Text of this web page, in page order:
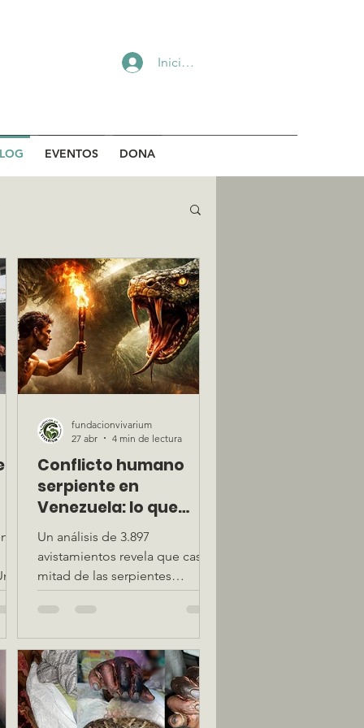
Iniciar sesión
EVENTOS DONA
Conflicto humano
serpiente en
Venezuela: lo que
cuatro años de datos
nos dicen sobre el
miedo y la
conservación
Un análisis de 3.897
avistamientos revela que casi la
mitad de las serpientes
reportadas en Venezuela
peligrosas o no. Fundación
Vivarium presenta los
resultados de su red de ciencia
ciudadana, presentados en la
fundacionvivarium
27 abr
4 min de lectura